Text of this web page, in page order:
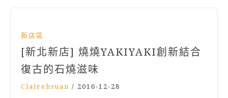
新店區
[新北新店] 燒燒YAKIYAKI創新結合
復古的石燒滋味
Clairehsuan / 2016-12-28